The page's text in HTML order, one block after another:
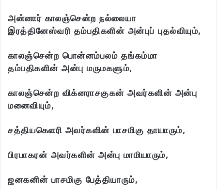
அன்னார் காலஞ்சென்ற நல்லையா
இரத்தினேஸ்வரி தம்பதிகளின் அன்புப் புதல்வியும்,
காலஞ்சென்ற பொன்னம்பலம் தங்கம்மா
தம்பதிகளின் அன்பு மருமகளும்,
காலஞ்சென்ற விக்னராசகுகன் அவர்களின் அன்பு
மனைவியும்,
சத்தியகௌரி அவர்களின் பாசமிகு தாயாரும்,
பிரபாகரன் அவர்களின் அன்பு மாமியாரும்,
ஜனகனின் பாசமிகு பேத்தியாரும்,